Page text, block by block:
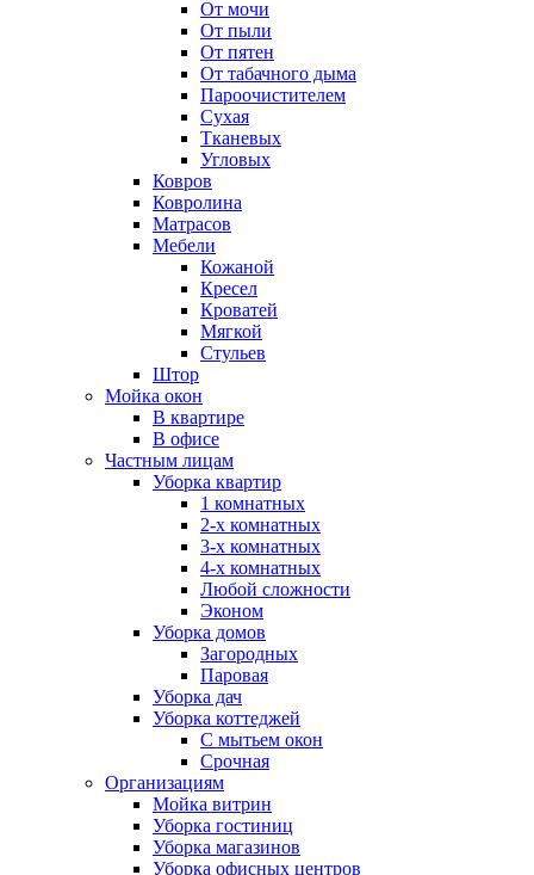
От мочи
От пыли
От пятен
От табачного дыма
Пароочистителем
Сухая
Тканевых
Угловых
Ковров
Ковролина
Матрасов
Мебели
Кожаной
Кресел
Кроватей
Мягкой
Стульев
Штор
Мойка окон
В квартире
В офисе
Частным лицам
Уборка квартир
1 комнатных
2-х комнатных
3-х комнатных
4-х комнатных
Любой сложности
Эконом
Уборка домов
Загородных
Паровая
Уборка дач
Уборка коттеджей
С мытьем окон
Срочная
Организациям
Мойка витрин
Уборка гостиниц
Уборка магазинов
Уборка офисных центров